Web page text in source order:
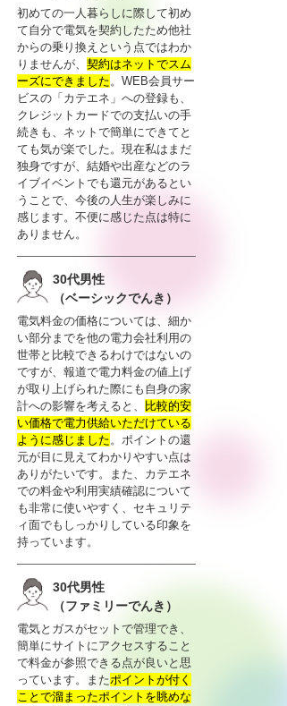
初めての一人暮らしに際して初め
て自分で電気を契約したため他社
からの乗り換えという点ではわか
りませんが、 契約はネットでスム
ーズにできました。WEB会員サー
ビスの「カテエネ」への登録も、
クレジットカードでの支払いの手
続きも、ネットで簡単にできてと
ても気が楽でした。現在私はまだ
独身ですが、結婚や出産などのラ
イブイベントでも還元があるとい
うことで、今後の人生が楽しみに
感じます。不便に感じた点は特に
ありません。
30代男性
（ベーシックでんき）
電気料金の価格については、細か
い部分までを他の電力会社利用の
世帯と比較できるわけではないの
ですが、報道で電力料金の値上げ
が取り上げられた際にも自身の家
計への影響を考えると、
比較的安
い価格で電力供給いただけている
ように感じました。ポイントの還
元が目に見えてわかりやすい点は
ありがたいです。また、カテエネ
での料金や利用実績確認について
も非常に使いやすく、セキュリテ
ィ面でもしっかりしている印象を
持っています。
30代男性
（ファミリーでんき）
電気とガスがセットで管理でき、
簡単にサイトにアクセスすること
で料金が参照できる点が良いと思
っています。またポイントが付く
ことで溜まったポイントを眺めな